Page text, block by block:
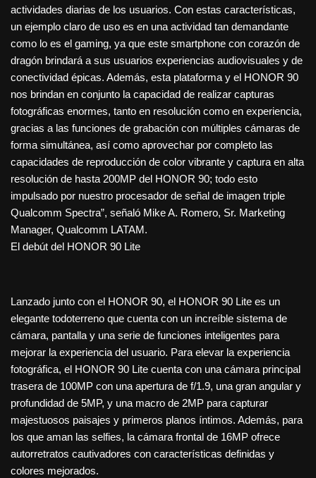
actividades diarias de los usuarios. Con estas características,
un ejemplo claro de uso es en una actividad tan demandante
como lo es el gaming, ya que este smartphone con corazón de
dragón brindará a sus usuarios experiencias audiovisuales y de
conectividad épicas. Además, esta plataforma y el HONOR 90
nos brindan en conjunto la capacidad de realizar capturas
fotográficas enormes, tanto en resolución como en experiencia,
gracias a las funciones de grabación con múltiples cámaras de
forma simultánea, así como aprovechar por completo las
capacidades de reproducción de color vibrante y captura en alta
resolución de hasta 200MP del HONOR 90; todo esto
impulsado por nuestro procesador de señal de imagen triple
Qualcomm Spectra”, señaló Mike A. Romero, Sr. Marketing
Manager, Qualcomm LATAM.
El debút del HONOR 90 Lite
Lanzado junto con el HONOR 90, el HONOR 90 Lite es un
elegante todoterreno que cuenta con un increíble sistema de
cámara, pantalla y una serie de funciones inteligentes para
mejorar la experiencia del usuario. Para elevar la experiencia
fotográfica, el HONOR 90 Lite cuenta con una cámara principal
trasera de 100MP con una apertura de f/1.9, una gran angular y
profundidad de 5MP, y una macro de 2MP para capturar
majestuosos paisajes y primeros planos íntimos. Además, para
los que aman las selfies, la cámara frontal de 16MP ofrece
autorretratos cautivadores con características definidas y
colores mejorados.